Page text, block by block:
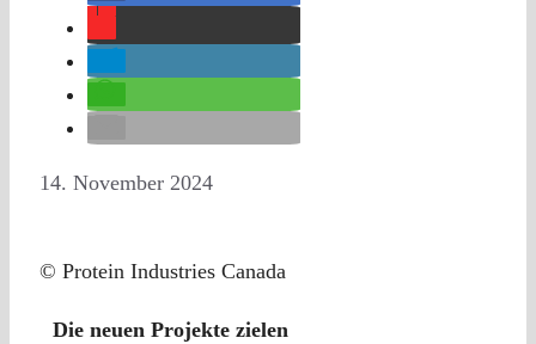
14. November 2024
© Protein Industries Canada
Die neuen Projekte zielen